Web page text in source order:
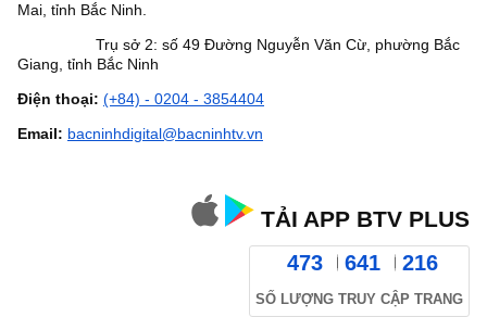
Mai, tỉnh Bắc Ninh.
Trụ sở 2: số 49 Đường Nguyễn Văn Cừ, phường Bắc
Giang, tỉnh Bắc Ninh
Điện thoại: (+84) - 0204 - 3854404
Email: bacninhdigital@bacninhtv.vn
TẢI APP BTV PLUS
473 641 216
SỐ LƯỢNG TRUY CẬP TRANG